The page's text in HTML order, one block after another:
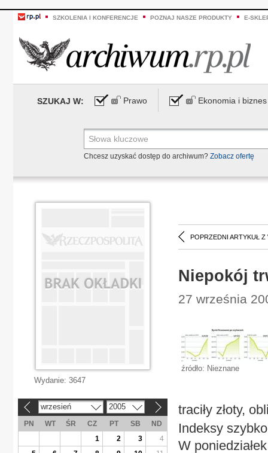
SZKOLENIA I KONFERENCJE POZNAJ NASZE PRODUKTY E-
SZUKAJ W: Prawo Ekonomia i biznes
Chcesz uzyskać dostęp do archiwum? Zobacz ofertę
POPRZEDNI ARTYKUŁ Z
Niepokój
27 września
źródło: Nieznane
traciły złoty,
Indeksy
W
Wydanie: 3647
wrzesień 2005
PN WT ŚR CZ PT SB
ND
1
2 3
4